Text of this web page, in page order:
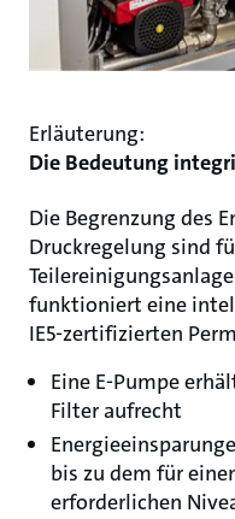
Erläuterung:
Die Bedeutung
Die Begrenzung des
Druckregelung sind
funktioniert eine
IE5-zertifizierten
Eine E-Pumpe
Filter aufrecht
bis zu dem für
erforderlichen